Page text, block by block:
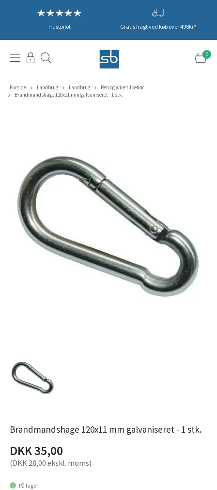
Trustpilot Gratis fragt ved køb over 498kr.*
0
Forside Landbrug Landbrug
Reb og wire tilbehør
Brandmandshage 120x11 mm galvaniseret - 1 stk.
Brandmandshage 120x11 mm galvaniseret - 1 stk.
DKK 35,00
(DKK 28,00 ekskl. moms)
På lager